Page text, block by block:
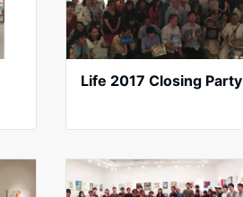
Life 2017 Closing Party